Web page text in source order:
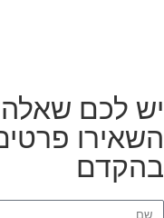
לכם
פרטים